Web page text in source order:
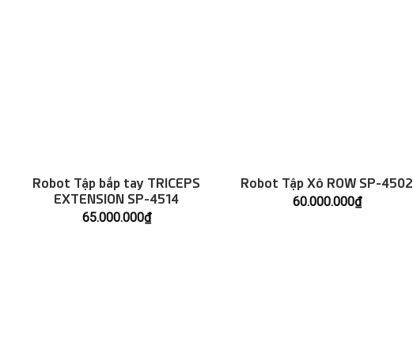
Robot Tập bắp tay TRICEPS
EXTENSION SP-4514
65.000.000₫
Robot Tập Xô ROW SP-4502
60.000.000₫